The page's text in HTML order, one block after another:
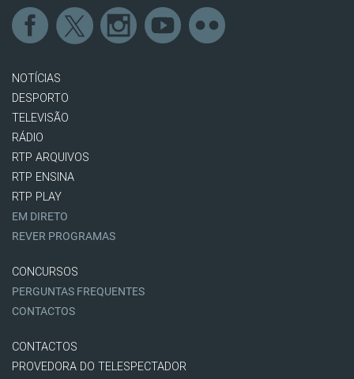
NOTÍCIAS
DESPORTO
TELEVISÃO
RÁDIO
RTP ARQUIVOS
RTP ENSINA
RTP PLAY
EM DIRETO
REVER PROGRAMAS
CONCURSOS
PERGUNTAS FREQUENTES
CONTACTOS
CONTACTOS
PROVEDORA DO TELESPECTADOR